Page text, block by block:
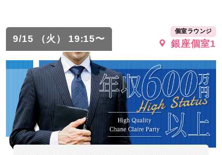
9/15 （火） 19:15〜
個室ラウンジ
銀座個室1